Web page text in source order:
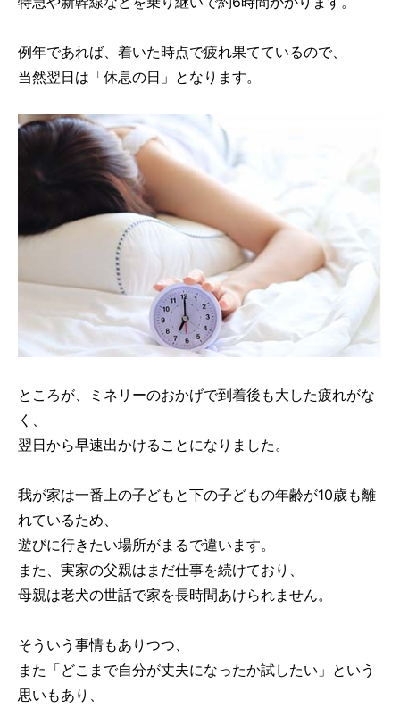
例年であれば、着いた時点で疲れ果てているので、
当然翌日は「休息の日」となります。
ところが、ミネリーのおかげで到着後も大した疲れがな
く、
翌日から早速出かけることになりました。
我が家は一番上の子どもと下の子どもの年齢が10歳も離
れているため、
遊びに行きたい場所がまるで違います。
また、実家の父親はまだ仕事を続けており、
母親は老犬の世話で家を長時間あけられません。
そういう事情もありつつ、
また「どこまで自分が丈夫になったか試したい」という
思いもあり、